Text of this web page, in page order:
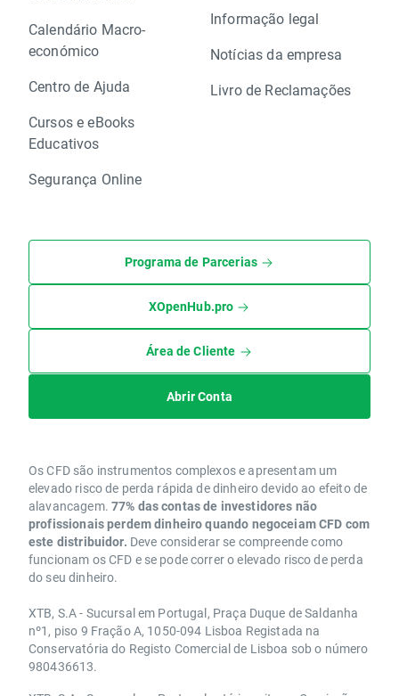
Calendário Macro-
económico
Centro de Ajuda
Cursos e eBooks
Educativos
Segurança Online
Informação legal
Notícias da empresa
Livro de Reclamações
Programa de Parcerias
XOpenHub.pro
Área de Cliente
Abrir Conta
Os CFD são instrumentos complexos e apresentam um
elevado risco de perda rápida de dinheiro devido ao efeito de
alavancagem. 77% das contas de investidores não
profissionais perdem dinheiro quando negoceiam CFD com
este distribuidor. Deve considerar se compreende como
funcionam os CFD e se pode correr o elevado risco de perda
do seu dinheiro.
XTB, S.A - Sucursal em Portugal, Praça Duque de Saldanha
nº1, piso 9 Fração A, 1050-094 Lisboa Registada na
Conservatória do Registo Comercial de Lisboa sob o número
980436613.